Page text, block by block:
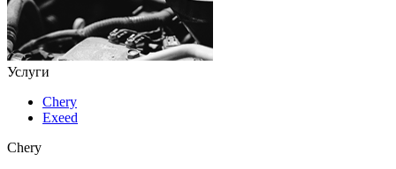
Услуги
Chery
Exeed
Chery